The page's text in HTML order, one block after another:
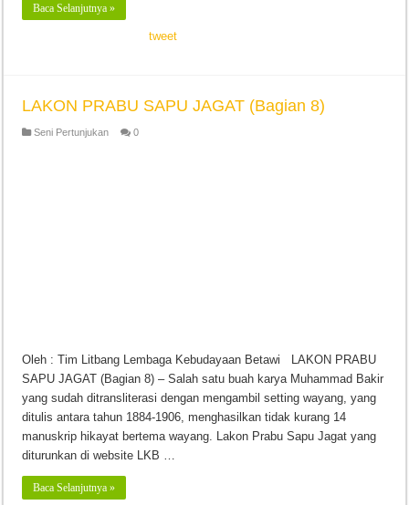
Baca Selanjutnya »
tweet
LAKON PRABU SAPU JAGAT (Bagian 8)
Seni Pertunjukan 0
Oleh : Tim Litbang Lembaga Kebudayaan Betawi LAKON PRABU
SAPU JAGAT (Bagian 8) – Salah satu buah karya Muhammad Bakir
yang sudah ditransliterasi dengan mengambil setting wayang, yang
ditulis antara tahun 1884-1906, menghasilkan tidak kurang 14
manuskrip hikayat bertema wayang. Lakon Prabu Sapu Jagat yang
diturunkan di website LKB …
Baca Selanjutnya »